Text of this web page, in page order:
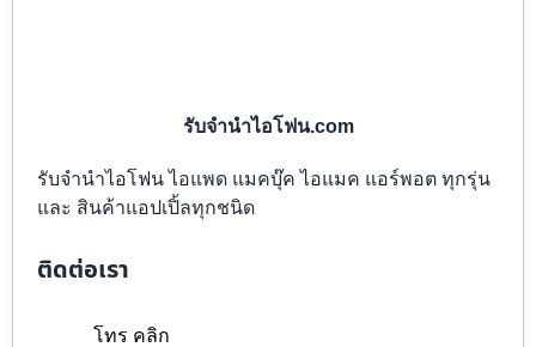
รับจำนำไอโฟน.com
รับจำนำไอโฟน ไอแพด แมคบุ๊ค ไอแมค แอร์พอต ทุกรุ่น
และ สินค้าแอปเปิ้ลทุกชนิด
ติดต่อเรา
โทร คลิก